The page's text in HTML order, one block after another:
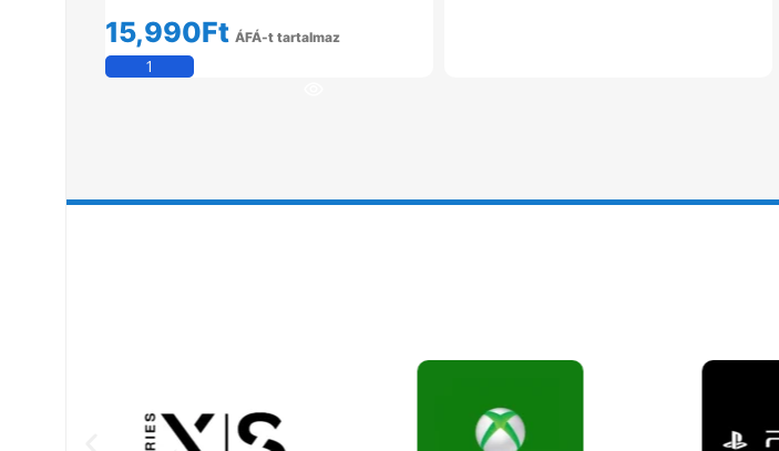
15,990Ft ÁFÁ-t tartalmaz